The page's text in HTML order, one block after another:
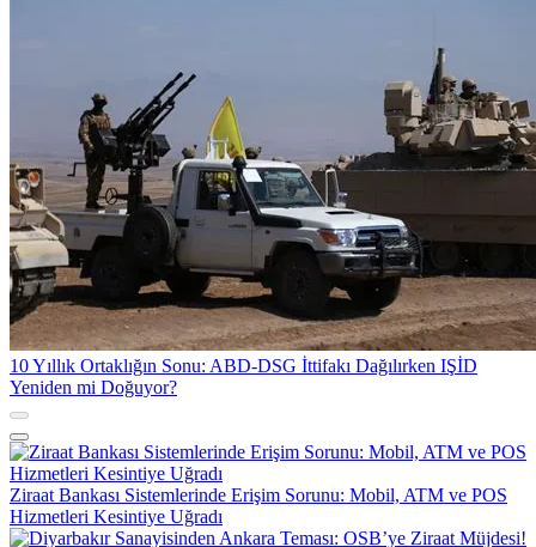
10 Yıllık Ortaklığın Sonu: ABD-DSG İttifakı Dağılırken IŞİD
Yeniden mi Doğuyor?
Ziraat Bankası Sistemlerinde Erişim Sorunu: Mobil, ATM ve POS
Hizmetleri Kesintiye Uğradı